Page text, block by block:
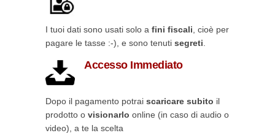
I tuoi dati sono usati solo a fini fiscali , cioè per
pagare le tasse :-), e sono tenuti segreti
Accesso Immediato
Dopo il pagamento potrai scaricare subito il
prodotto o visionarlo online (in caso di audio o
video), a te la scelta